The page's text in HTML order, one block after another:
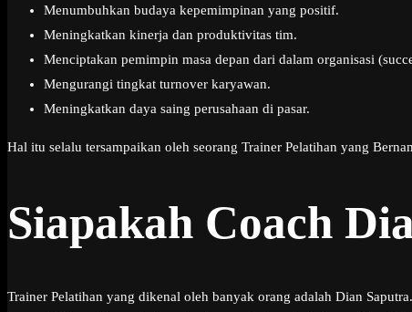
Menumbuhkan budaya kepemimpinan yang positif.
Meningkatkan kinerja dan produktivitas tim.
Menciptakan pemimpin masa depan dari dalam organisasi
Mengurangi tingkat turnover karyawan.
Meningkatkan daya saing perusahaan di pasar.
Hal itu selalu tersampaikan oleh seorang Trainer Pelatihan yang
Siapakah Coach
Trainer Pelatihan yang dikenal oleh banyak orang adalah Dian